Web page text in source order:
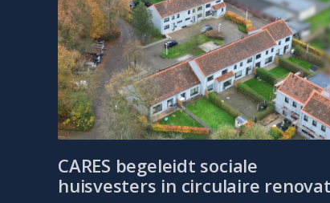
CARES begeleidt sociale
huisvesters in circulaire